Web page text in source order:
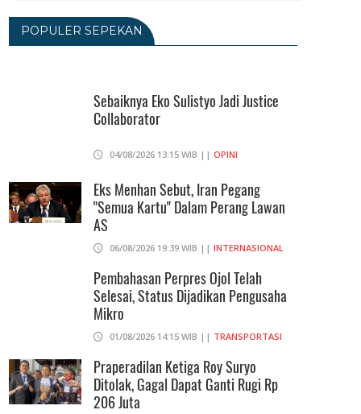
06/08/2026 14:23 WIB ||
206 Juta
06/08/2026 12:28 WIB ||
KPK Ungkap Pejabat Kemenhut
Terima Uang 12.500 Dollar Singapura
Dari Bupati Kuansing
05/08/2026 20:37 WIB ||HUKUM
POPULER SEPEKAN
Sebaiknya Eko Sulistyo Jadi Justice
Collaborator
04/08/2026 13:15 WIB || OPINI
Eks Menhan Sebut, Iran Pegang
"Semua Kartu" Dalam Perang Lawan
AS
06/08/2026 19:39 WIB || INTERNASIONAL
Pembahasan Perpres Ojol Telah
Selesai, Status Dijadikan Pengusaha
Mikro
01/08/2026 14:15 WIB || TRANSPORTASI
Praperadilan Ketiga Roy Suryo
Ditolak, Gagal Dapat Ganti Rugi Rp
206 Juta